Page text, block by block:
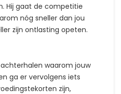
Hij gaat de competitie
nóg sneller dan jou
zijn ontlasting opeten.
waarom jouw
ga er vervolgens iets
zijn,